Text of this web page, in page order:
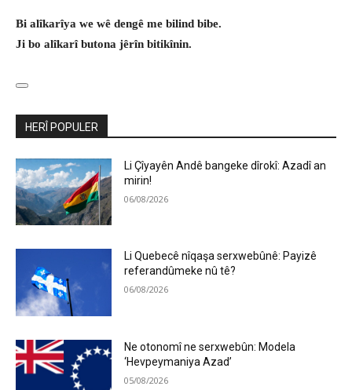
Bi alîkarîya we wê dengê me bilind bibe.
Ji bo alîkarî butona jêrîn bitikînin.
HERÎ POPULER
Li Çîyayên Andê bangeke dîrokî: Azadî an
mirin!
06/08/2026
Li Quebecê nîqaşa serxwebûnê: Payizê
referandûmeke nû tê?
06/08/2026
Ne otonomî ne serxwebûn: Modela
‘Hevpeymaniya Azad’
05/08/2026